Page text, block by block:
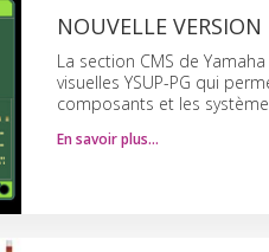
NOUVELLE
La section CMS de
visuelles YSUP-PG qui
composants et les
En savoir plus…